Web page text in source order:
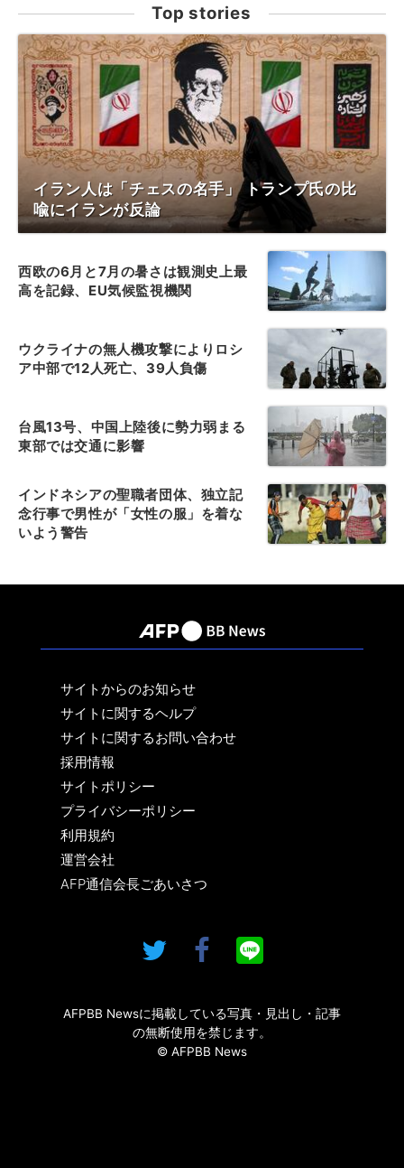
Top stories
イラン人は「チェスの名手」 トランプ氏の比
喩にイランが反論
西欧の6月と7月の暑さは観測史上最
高を記録、EU気候監視機関
ウクライナの無人機攻撃によりロシ
ア中部で12人死亡、39人負傷
台風13号、中国上陸後に勢力弱まる
東部では交通に影響
インドネシアの聖職者団体、独立記
念行事で男性が「女性の服」を着な
いよう警告
サイトからのお知らせ
サイトに関するヘルプ
サイトに関するお問い合わせ
採用情報
サイトポリシー
プライバシーポリシー
利用規約
運営会社
AFP通信会長ごあいさつ
AFPBB Newsに掲載している写真・見出し・記事
の無断使用を禁じます。
© AFPBB News